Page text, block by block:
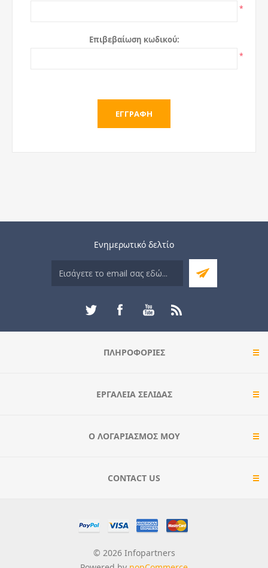
*
Επιβεβαίωση κωδικού:
*
Ενημερωτικό δελτίο
ΠΛΗΡΟΦΟΡΊΕΣ
ΕΡΓΑΛΕΊΑ ΣΕΛΊΔΑΣ
Ο ΛΟΓΑΡΙΑΣΜΌΣ ΜΟΥ
CONTACT US
© 2026 Infopartners